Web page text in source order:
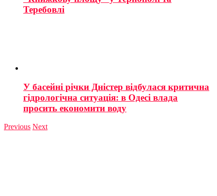
Теребовлі
У басейні річки Дністер відбулася критична
гідрологічна ситуація: в Одесі влада
просить економити воду
Previous Next